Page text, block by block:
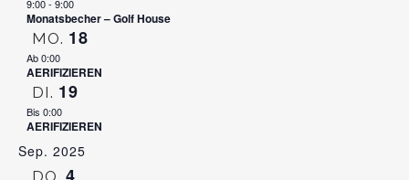
9:00- 9:00
Monatsbecher – Golf House
MO. 18
Ab 0:00
AERIFIZIEREN
DI. 19
Bis 0:00
AERIFIZIEREN
Sep. 2025
DO.